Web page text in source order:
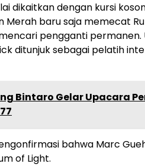
dikaitkan dengan kursi
Merah baru saja memecat
pengganti permanen.
ditunjuk sebagai pelatih
Bintaro Gelar Upacara
bahwa Marc
of Light.